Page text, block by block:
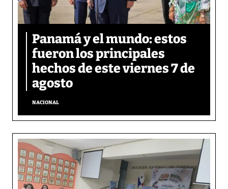
Panamá y el mundo: estos
fueron los principales
hechos de este viernes 7 de
agosto
NACIONAL